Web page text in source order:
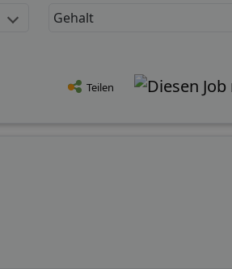
Gehalt
Teilen